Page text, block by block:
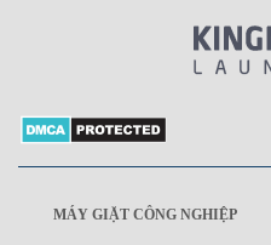
MÁY GIẶT CÔNG NGHIỆP